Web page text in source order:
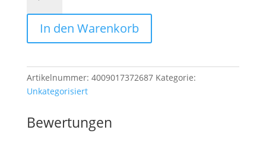
JES
Collection
Flaschen
In den Warenkorb
Artikelnummer: 4009017372687 Kategorie:
Unkategorisiert
Bewertungen